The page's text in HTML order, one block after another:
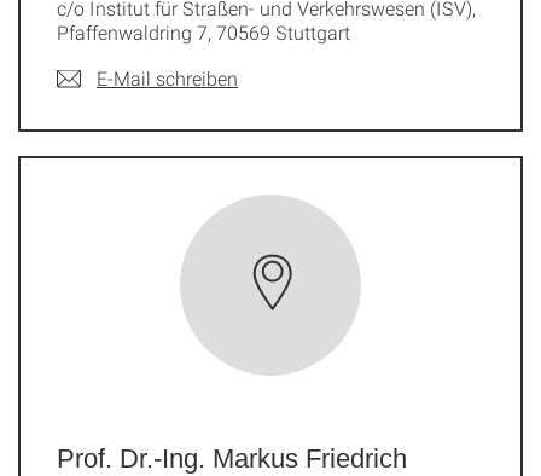
c/o Institut für Straßen- und Verkehrswesen (ISV),
Pfaffenwaldring 7, 70569 Stuttgart
E-Mail schreiben
Prof. Dr.-Ing. Markus Friedrich